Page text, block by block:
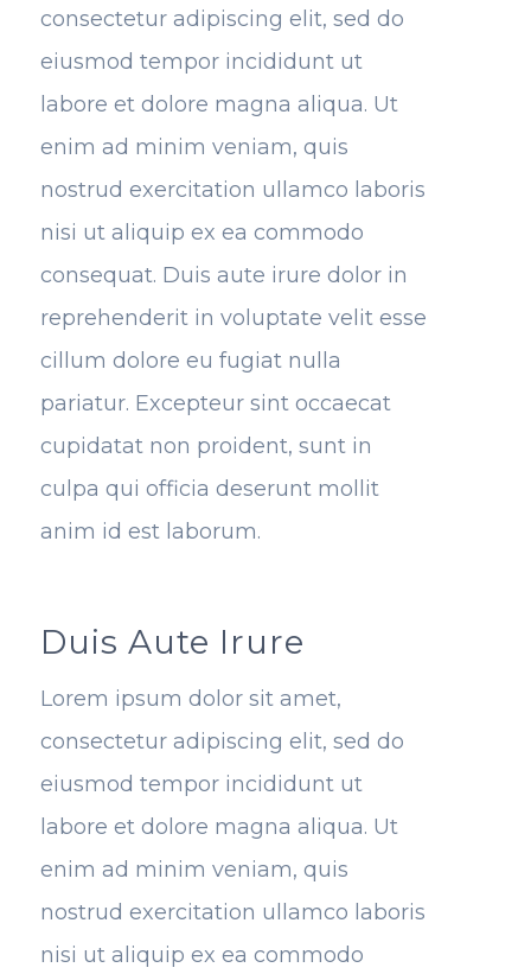
consectetur adipiscing elit, sed do
eiusmod tempor incididunt ut
labore et dolore magna aliqua. Ut
enim ad minim veniam, quis
nostrud exercitation ullamco laboris
nisi ut aliquip ex ea commodo
consequat. Duis aute irure dolor in
reprehenderit in voluptate velit esse
cillum dolore eu fugiat nulla
pariatur. Excepteur sint occaecat
cupidatat non proident, sunt in
culpa qui officia deserunt mollit
anim id est laborum.
Duis Aute Irure
Lorem ipsum dolor sit amet,
consectetur adipiscing elit, sed do
eiusmod tempor incididunt ut
labore et dolore magna aliqua. Ut
enim ad minim veniam, quis
nostrud exercitation ullamco laboris
nisi ut aliquip ex ea commodo